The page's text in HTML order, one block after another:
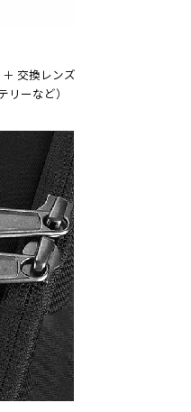
交換レンズ
リーなど）